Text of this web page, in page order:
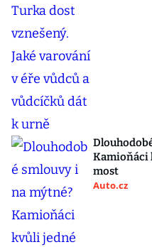
Kamioňáci
most
Auto.cz